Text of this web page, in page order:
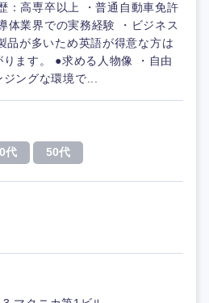
：高専卒以上 ・普通自動車免許
体業界での実務経験 ・ビジネス
が多いため英語が得意な方は
ます。 ●求める人物像 ・自由
ングな環境で...
代 50代